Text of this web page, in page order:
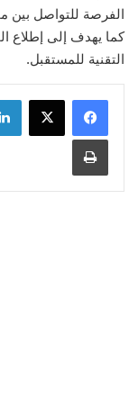
الفرصة للتواصل بين
كما يهدف إلى
التقنية للمستقبل.